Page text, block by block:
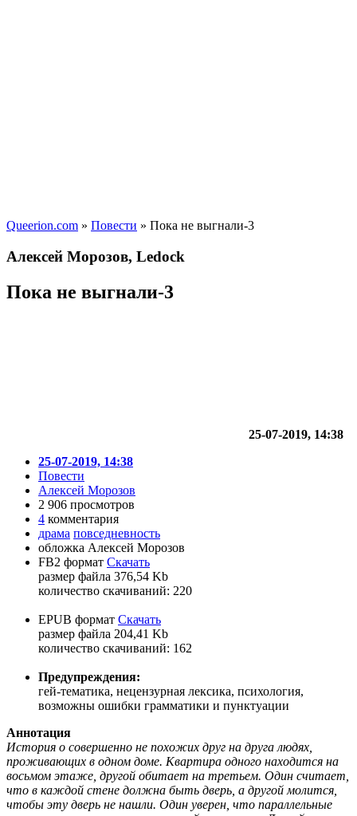
Queerion.com » Повести » Пока не выгнали-3
Алексей Морозов, Ledock
Пока не выгнали-3
25-07-2019, 14:38
25-07-2019, 14:38
Повести
Алексей Морозов
2 906 просмотров
4 комментария
драма повседневность
обложка Алексей Морозов
FB2 формат Скачать
размер файла 376,54 Kb
количество cкачиваний: 220
EPUB формат Скачать
размер файла 204,41 Kb
количество cкачиваний: 162
Предупреждения:
гей-тематика, нецензурная лексика, психология,
возможны ошибки грамматики и пунктуации
Аннотация
История о совершенно не похожих друг на друга людях,
проживающих в одном доме. Квартира одного находится на
восьмом этаже, другой обитает на третьем. Один считает,
что в каждой стене должна быть дверь, а другой молится,
чтобы эту дверь не нашли. Один уверен, что параллельные